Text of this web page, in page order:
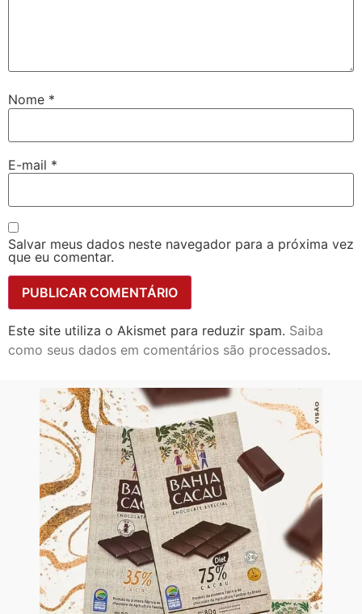
Nome *
E-mail *
Salvar meus dados neste navegador para a próxima vez
que eu comentar.
Este site utiliza o Akismet para reduzir spam. Saiba
como seus dados em comentários são processados.